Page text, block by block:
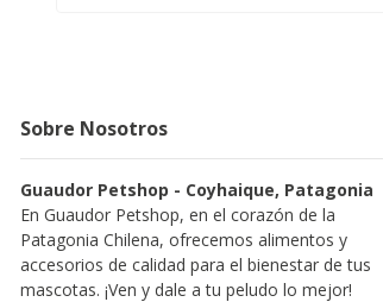
Sobre Nosotros
Guaudor Petshop - Coyhaique, Patagonia
En Guaudor Petshop, en el corazón de la
Patagonia Chilena, ofrecemos alimentos y
accesorios de calidad para el bienestar de tus
mascotas. ¡Ven y dale a tu peludo lo mejor!